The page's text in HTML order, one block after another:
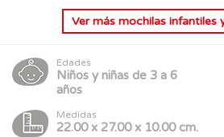
Ver más mochilas infantiles
Edades
Niños y niñas de 3 a 6
años
Medidas
22.00 x 27.00 x 10.00 cm.